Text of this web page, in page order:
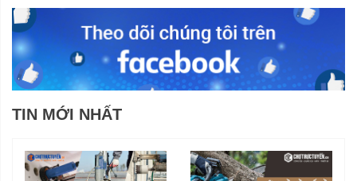
TIN MỚI NHẤT